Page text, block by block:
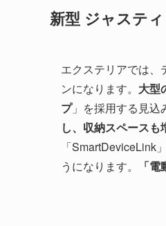
新型 ジャステ
エクステリアでは、
ンになります。 大型
プ」を採用する見込
し、収納スペースも
「SmartDeviceLink
うになります。
「